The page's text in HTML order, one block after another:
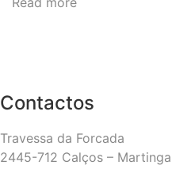
Contactos
Travessa da Forcada
2445-712 Calços –